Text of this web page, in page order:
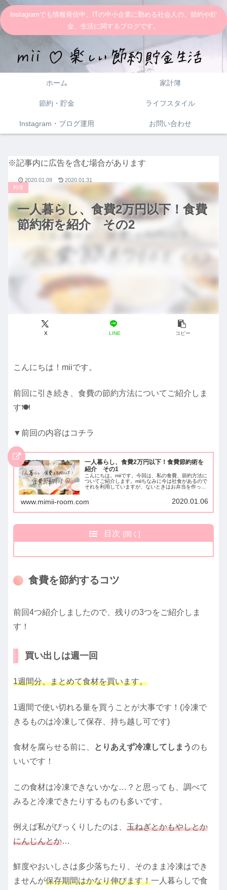
Instagramでも情報発信中。ITの中小企業に勤める社会人の、節約や貯
金、生活に関するブログです。
ホーム 家計簿
節約・貯金 ライフスタイル
Instagram・ブログ運用 お問い合わせ
一人暮らし、食費2万円以下！食費
節約術を紹介 その2
※記事内に広告を含む場合があります
料理
X LINE コピー
2020.01.09 2020.01.31
こんにちは！miiです。
前回に引き続き、食費の節約方法についてご紹介しま
す🍽
▼前回の内容はコチラ
一人暮らし、食費2万円以下！食費節約術を
紹介 その1
こんにちは。miiです。今回は、私の食費、節約方法に
ついてご紹介します。miiちなみに今は社食があるので
それを利用していますが、ないときはお弁当を作って
が、だいたい今の食費プラス3,000円〜...
www.mimii-room.com 2020.01.06
目次
食費を節約するコツ
前回4つ紹介しましたので、残りの3つをご紹介しま
す！
買い出しは週一回
1週間分、まとめて食材を買います。
1週間で使い切れる量を買うことが大事です！(冷凍で
きるものは冷凍して保存、持ち越し可です)
食材を腐らせる前に、 とりあえず冷凍してしまうのも
いいです！
この食材は冷凍できないかな…？と思っても、調べて
みると冷凍できたりするものも多いです。
例えば私がびっくりしたのは、 玉ねぎとかもやしとか
にんじんとか…
鮮度やおいしさは多少落ちたり、そのまま冷凍はでき
ませんが保存期間はかなり伸びます！一人暮らしで食